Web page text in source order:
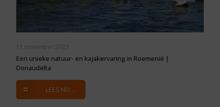
11 november 2023
Een unieke natuur- en kajakervaring in Roemenië |
Donaudelta
LEES NU ...